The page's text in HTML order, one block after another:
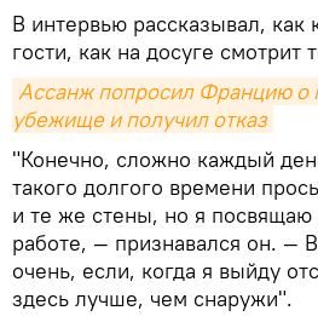
В интервью рассказывал, как
гости, как на досуге
Ассанж попросил Францию о
убежище и получил отказ
"Конечно, сложно каждый
такого долгого времени
и те же стены, но я
работе, — признавался он. —
очень, если, когда я выйду
здесь лучше, чем снаружи".